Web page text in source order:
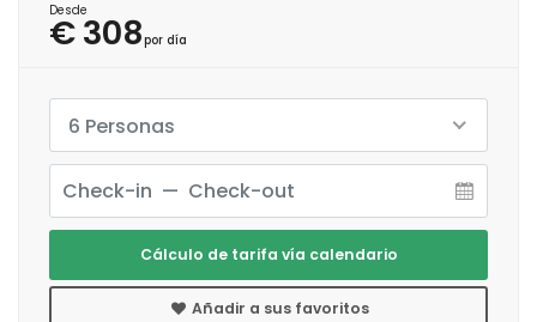
Desde
€ 308por día
6 Personas
Cálculo de tarifa vía calendario
Añadir a sus favoritos